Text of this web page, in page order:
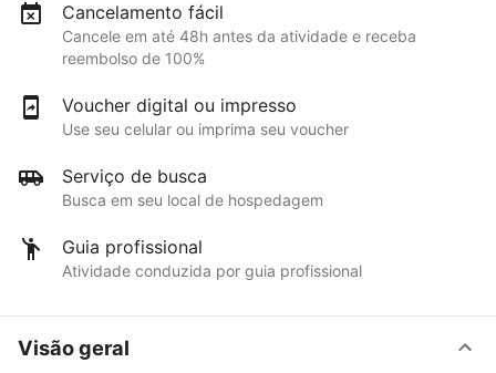
Cancelamento fácil
Cancele em até 48h antes da atividade e receba
reembolso de 100%
Voucher digital ou impresso
Use seu celular ou imprima seu voucher
Serviço de busca
Busca em seu local de hospedagem
Guia profissional
Atividade conduzida por guia profissional
Visão geral